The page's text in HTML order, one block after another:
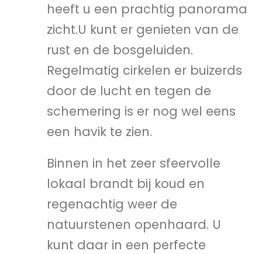
heeft u een prachtig panorama
zicht.U kunt er genieten van de
rust en de bosgeluiden.
Regelmatig cirkelen er buizerds
door de lucht en tegen de
schemering is er nog wel eens
een havik te zien.
Binnen in het zeer sfeervolle
lokaal brandt bij koud en
regenachtig weer de
natuurstenen openhaard. U
kunt daar in een perfecte